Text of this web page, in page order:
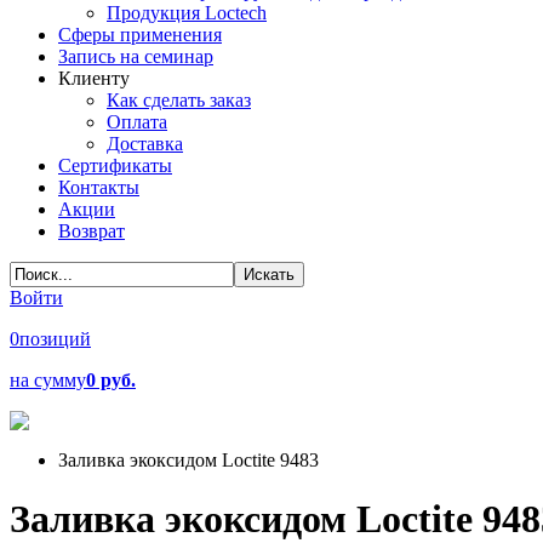
Продукция Loctech
Сферы применения
Запись на семинар
Клиенту
Как сделать заказ
Оплата
Доставка
Сертификаты
Контакты
Акции
Возврат
Войти
0позиций
на сумму0 руб.
Заливка экоксидом Loctite 9483
Заливка экоксидом Loctite